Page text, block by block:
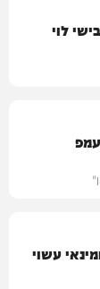
לוי
עשוי